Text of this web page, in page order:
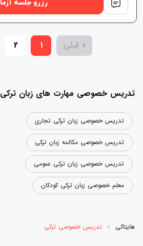
رزرو جلسه
« قبلی 1
2
تدریس خصوصی مهارت های زبان ترکی
تدریس خصوصی زبان ترکی تجاری
تدریس خصوصی مکالمه زبان ترکی
تدریس خصوصی زبان ترکی عمومی
معلم خصوصی زبان ترکی کودکان
هایتاکی تدریس خصوصی ترکی